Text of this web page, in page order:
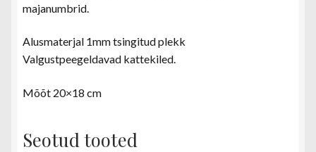
majanumbrid.
Alusmaterjal 1mm tsingitud plekk
Valgustpeegeldavad kattekiled.
Mõõt 20×18 cm
Seotud tooted